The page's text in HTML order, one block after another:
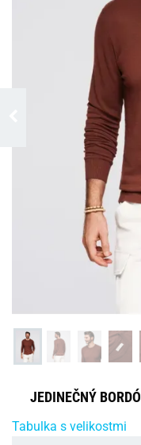
JEDINEČNÝ
Tabulka s velikostmi